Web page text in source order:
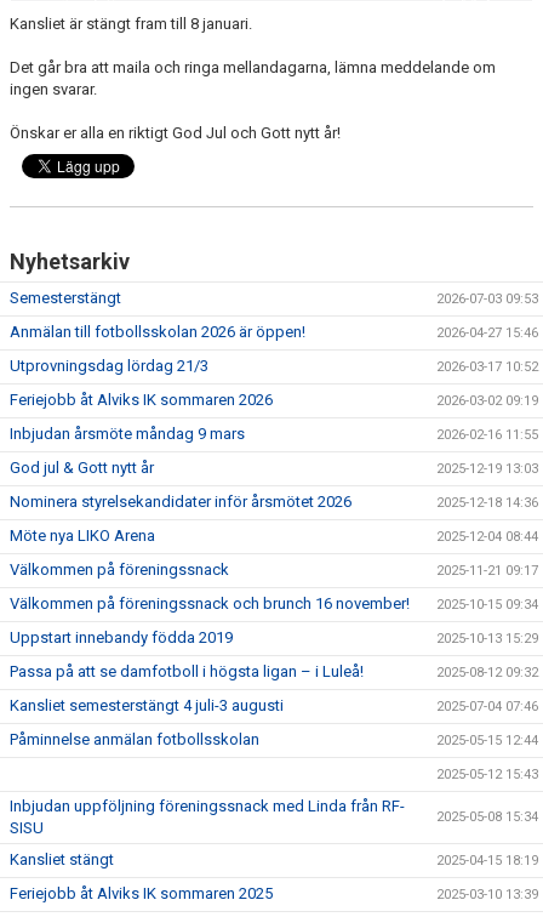
Kansliet är stängt fram till 8 januari.
Det går bra att maila och ringa mellandagarna, lämna meddelande om
ingen svarar.
Önskar er alla en riktigt God Jul och Gott nytt år!
Nyhetsarkiv
Semesterstängt 2026-07-03 09:53
Anmälan till fotbollsskolan 2026 är öppen! 2026-04-27 15:46
Utprovningsdag lördag 21/3 2026-03-17 10:52
Feriejobb åt Alviks IK sommaren 2026 2026-03-02 09:19
Inbjudan årsmöte måndag 9 mars 2026-02-16 11:55
God jul & Gott nytt år 2025-12-19 13:03
Nominera styrelsekandidater inför årsmötet 2026 2025-12-18 14:36
Möte nya LIKO Arena 2025-12-04 08:44
Välkommen på föreningssnack 2025-11-21 09:17
Välkommen på föreningssnack och brunch 16 november! 2025-10-15 09:34
Uppstart innebandy födda 2019 2025-10-13 15:29
Passa på att se damfotboll i högsta ligan – i Luleå! 2025-08-12 09:32
Kansliet semesterstängt 4 juli-3 augusti 2025-07-04 07:46
Påminnelse anmälan fotbollsskolan 2025-05-15 12:44
2025-05-12 15:43
Inbjudan uppföljning föreningssnack med Linda från RF-
SISU
2025-05-08 15:34
Kansliet stängt 2025-04-15 18:19
Feriejobb åt Alviks IK sommaren 2025 2025-03-10 13:39